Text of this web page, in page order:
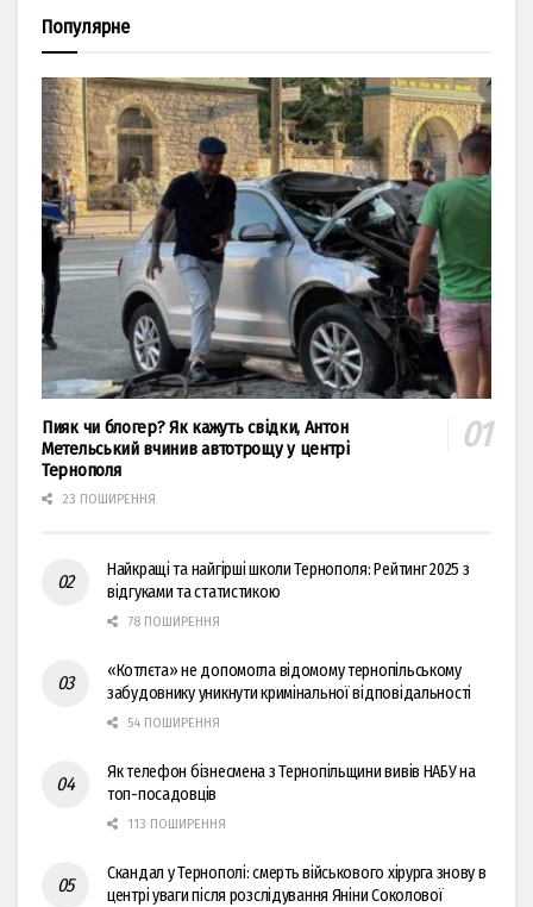
Популярне
Пияк чи блогер? Як кажуть свідки, Антон
Метельський вчинив автотрощу у центрі
Тернополя
23 ПОШИРЕННЯ
Найкращі та найгірші школи Тернополя: Рейтинг 2025 з
відгуками та статистикою
78 ПОШИРЕННЯ
«Котлєта» не допомогла відомому тернопільському
забудовнику уникнути кримінальної відповідальності
54 ПОШИРЕННЯ
Як телефон бізнесмена з Тернопільщини вивів НАБУ на
топ-посадовців
113 ПОШИРЕННЯ
Скандал у Тернополі: смерть військового хірурга знову в
центрі уваги після розслідування Яніни Соколової